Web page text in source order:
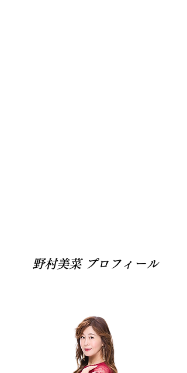
野村美菜 プロフィール